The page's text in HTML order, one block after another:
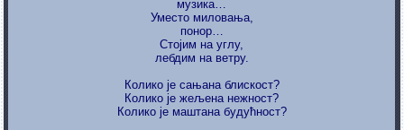
музика…
Уместо миловања,
понор…
Стојим на углу,
лебдим на ветру.
Колико је сањана блискост?
Колико је жељена нежност?
Колико је маштана будућност?